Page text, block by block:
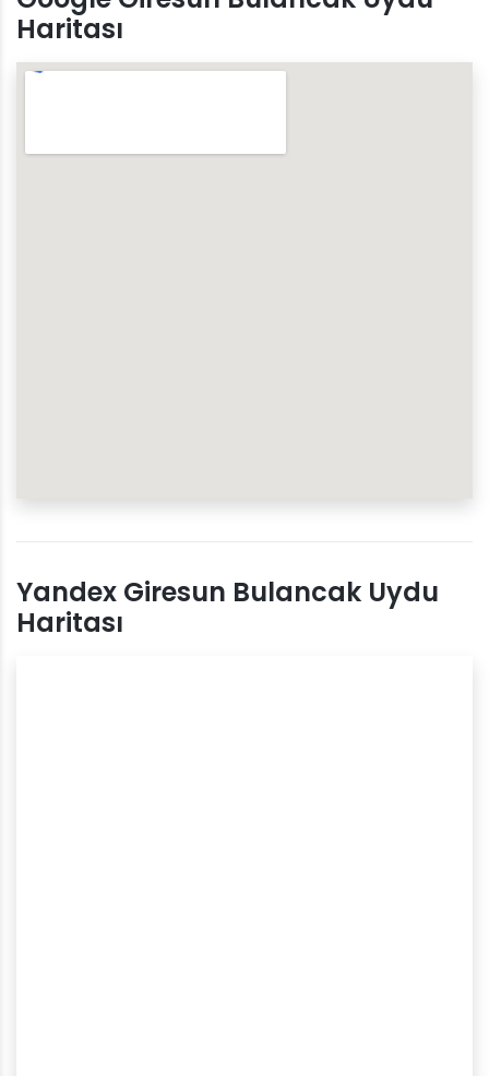
Haritası
Yandex Giresun Bulancak Uydu
Haritası